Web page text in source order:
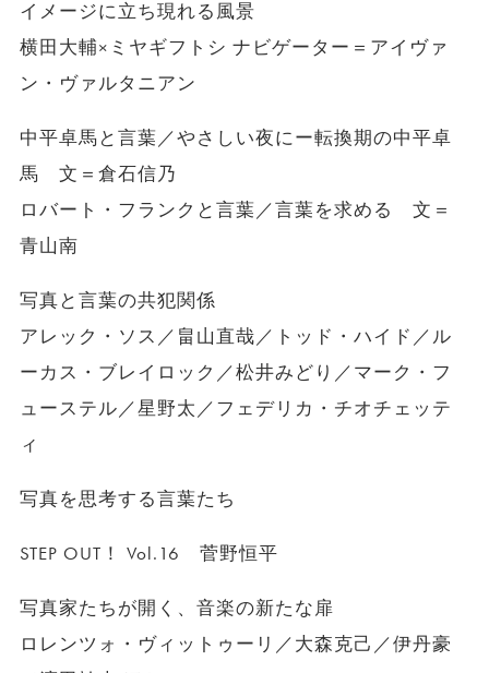
イメージに立ち現れる風景
横田大輔×ミヤギフトシ ナビゲーター＝アイヴァ
ン・ヴァルタニアン
中平卓馬と言葉／やさしい夜にー転換期の中平卓
馬 文＝倉石信乃
ロバート・フランクと言葉／言葉を求める 文＝
青山南
写真と言葉の共犯関係
アレック・ソス／畠山直哉／トッド・ハイド／ル
ーカス・ブレイロック／松井みどり／マーク・フ
ューステル／星野太／フェデリカ・チオチェッテ
ィ
写真を思考する言葉たち
STEP OUT！ Vol.16 菅野恒平
写真家たちが開く、音楽の新たな扉
ロレンツォ・ヴィットゥーリ／大森克己／伊丹豪